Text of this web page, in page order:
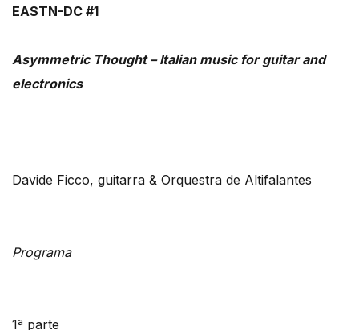
EASTN-DC #1
Asymmetric Thought – Italian music for guitar and
electronics
Davide Ficco, guitarra & Orquestra de Altifalantes
Programa
1ª parte